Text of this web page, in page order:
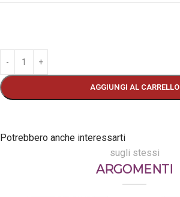
AGGIUNGI AL CARRELLO
Potrebbero anche interessarti
sugli stessi
ARGOMENTI